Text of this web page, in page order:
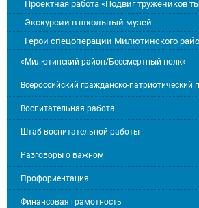
Проектная работа «Подвиг тружеников
Экскурсии в школьный музей
Герои спецоперации Милютинского
«Милютинский район/Бессмертный полк»
Всероссийский гражданско-
Воспитательная работа
Штаб воспитательной работы
Разговоры о важном
Профориентация
Финансовая грамотность